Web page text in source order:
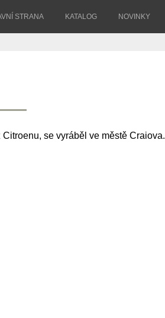
STRANA KATALOG NOVINKY
se vyráběl ve městě Craiova.